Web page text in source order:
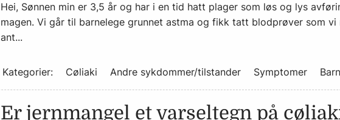
Hei, Sønnen min er 3,5 år og har i en tid hatt plager som løs og lys
magen. Vi går til barnelege grunnet astma og fikk tatt blodprøver som
ant...
Kategorier: Cøliaki Andre sykdommer/tilstander Symptomer Barn
Er jernmangel et varseltegn på